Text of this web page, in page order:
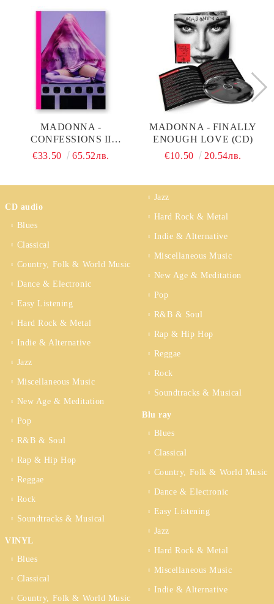
MADONNA -
CONFESSIONS II
(LIMITED PREMIUM
€33.50 65.52лв.
MADONNA - FINALLY
ENOUGH LOVE (CD)
€10.50
20.54лв.
CD audio
Blues
Classical
Country, Folk & World Music
Dance & Electronic
Easy Listening
Hard Rock & Metal
Indie & Alternative
Jazz
Miscellaneous Music
New Age & Meditation
Pop
R&B & Soul
Rap & Hip Hop
Reggae
Rock
Soundtracks & Musical
VINYL
Blues
Classical
Country, Folk & World Music
Jazz
Hard Rock & Metal
Indie & Alternative
Miscellaneous Music
New Age & Meditation
Pop
R&B & Soul
Rap & Hip Hop
Reggae
Rock
Soundtracks & Musical
Blu ray
Blues
Classical
Country, Folk & World Music
Dance & Electronic
Easy Listening
Jazz
Hard Rock & Metal
Miscellaneous Music
Indie & Alternative